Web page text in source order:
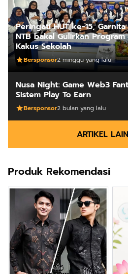
Peringati HUT ke-15,
NTB bakal Gulirkan Program
Kakus Sekolah
Bersponsor2 minggu yang lalu
Nusa Night: Game Web3
Sistem Play To Earn
Bersponsor2 bulan yang lalu
ARTIKEL
Produk Rekomendasi